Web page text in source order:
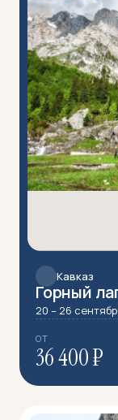
Кавказ
Горный
20 – 26
ОТ
36 400 ₽